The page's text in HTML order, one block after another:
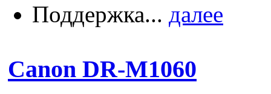
Поддержка... далее
Canon DR-M1060